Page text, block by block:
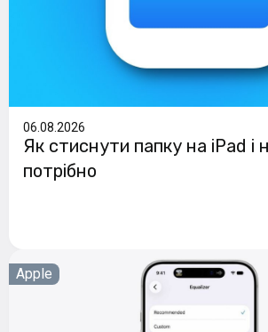
06.08.2026
Як стиснути папку на iPad і
потрібно
Apple